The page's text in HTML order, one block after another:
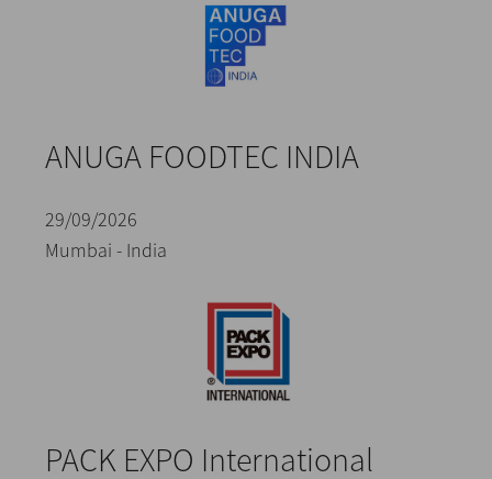
ANUGA FOODTEC INDIA
29/09/2026
Mumbai - India
PACK EXPO International